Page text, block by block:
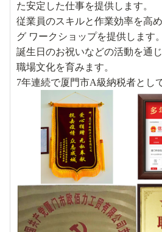
た安定した仕事を提供します。
従業員のスキルと作業効率を高
グ ワークショップを提供します。
誕生日のお祝いなどの活動を通
職場文化を育みます。
7年連続で厦門市A級納税者とし